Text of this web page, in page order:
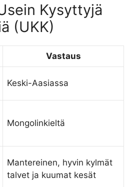
Kysyttyjä
(UKK)
Vastaus
Keski-Aasiassa
Mongolinkieltä
Mantereinen, hyvin kylmät
talvet ja kuumat kesät